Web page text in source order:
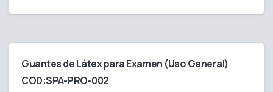
Guantes de Látex para Examen (Uso General)
COD:SPA-PRO-002